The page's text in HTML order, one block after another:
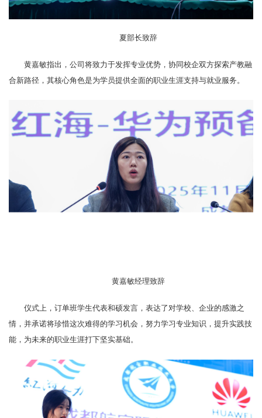
夏部长致辞
黄嘉敏指出，公司将致力于发挥专业优势，协同校企双方探索产教融
合新路径，其核心角色是为学员提供全面的职业生涯支持与就业服务。
黄嘉敏经理致辞
仪式上，订单班学生代表和硕发言，表达了对学校、企业的感激之
情，并承诺将珍惜这次难得的学习机会，努力学习专业知识，提升实践技
能，为未来的职业生涯打下坚实基础。